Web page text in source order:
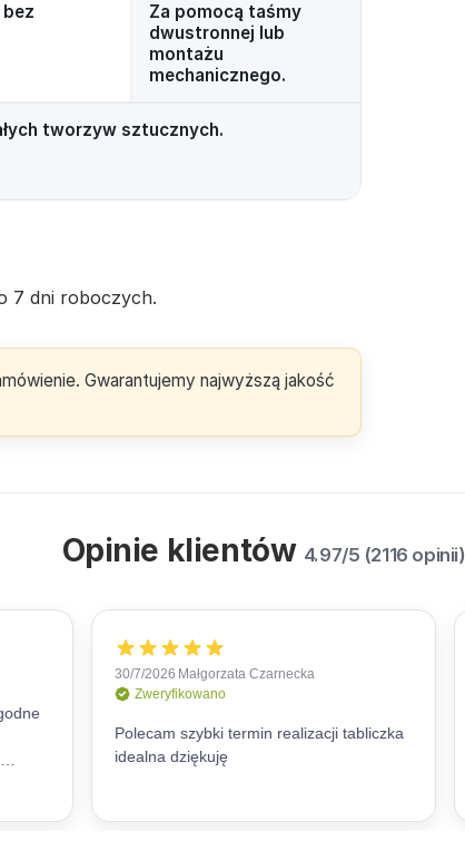
Za pomocą taśmy
dwustronnej lub
montażu
mechanicznego.
tworzyw sztucznych.
7 dni roboczych.
Gwarantujemy najwyższą jakość
Opinie klientów 4.97/5 (2116 opinii)